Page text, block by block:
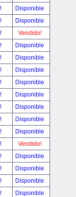
Disponible
Disponible
Vendido!
Disponible
Disponible
Disponible
Disponible
Disponible
Disponible
Disponible
Disponible
Vendido!
Disponible
Disponible
Disponible
Disponible